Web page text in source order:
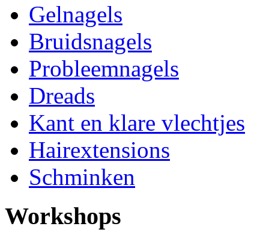
Gelnagels
Bruidsnagels
Probleemnagels
Dreads
Kant en klare vlechtjes
Hairextensions
Schminken
Workshops